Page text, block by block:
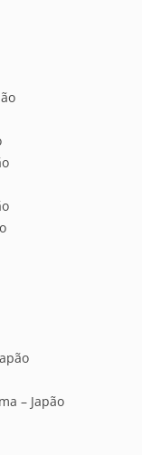
– Japão